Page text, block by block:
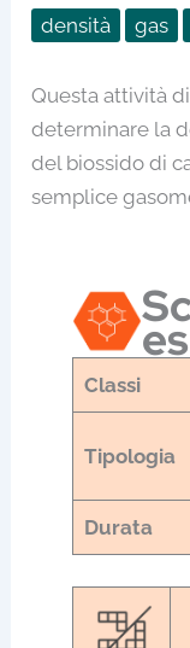
densità gas
Questa attività
determinare la
del biossido di
semplice
Classi
Tipologia
Durata